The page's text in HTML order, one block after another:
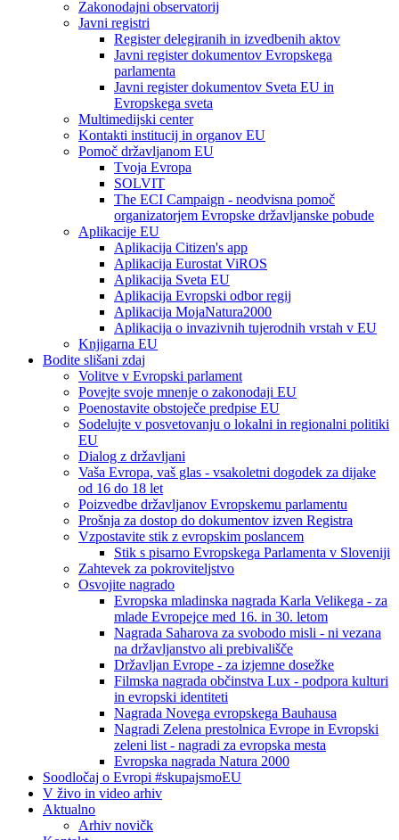
Zakonodajni observatorij
Javni registri
Register delegiranih in izvedbenih aktov
Javni register dokumentov Evropskega
parlamenta
Javni register dokumentov Sveta EU in
Evropskega sveta
Multimedijski center
Kontakti institucij in organov EU
Pomoč državljanom EU
Tvoja Evropa
SOLVIT
The ECI Campaign - neodvisna pomoč
organizatorjem Evropske državljanske pobude
Aplikacije EU
Aplikacija Citizen's app
Aplikacija Eurostat ViROS
Aplikacija Sveta EU
Aplikacija Evropski odbor regij
Aplikacija MojaNatura2000
Aplikacija o invazivnih tujerodnih vrstah v EU
Knjigarna EU
Bodite slišani zdaj
Volitve v Evropski parlament
Povejte svoje mnenje o zakonodaji EU
Poenostavite obstoječe predpise EU
Sodelujte v posvetovanju o lokalni in regionalni politiki
EU
Dialog z državljani
Vaša Evropa, vaš glas - vsakoletni dogodek za dijake
od 16 do 18 let
Poizvedbe državljanov Evropskemu parlamentu
Prošnja za dostop do dokumentov izven Registra
Vzpostavite stik z evropskim poslancem
Stik s pisarno Evropskega Parlamenta v Sloveniji
Zahtevek za pokroviteljstvo
Osvojite nagrado
Evropska mladinska nagrada Karla Velikega - za
mlade Evropejce med 16. in 30. letom
Nagrada Saharova za svobodo misli - ni vezana
na državljanstvo ali prebivališče
Državljan Evrope - za izjemne dosežke
Filmska nagrada občinstva Lux - podpora kulturi
in evropski identiteti
Nagrada Novega evropskega Bauhausa
Nagradi Zelena prestolnica Evrope in Evropski
zeleni list - nagradi za evropska mesta
Evropska nagrada Natura 2000
Soodločaj o Evropi #skupajsmoEU
V živo in video arhiv
Aktualno
Arhiv novičk